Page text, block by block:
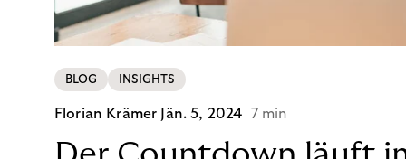
BLOG INSIGHTS
Florian Krämer Jän. 5, 2024 7 min